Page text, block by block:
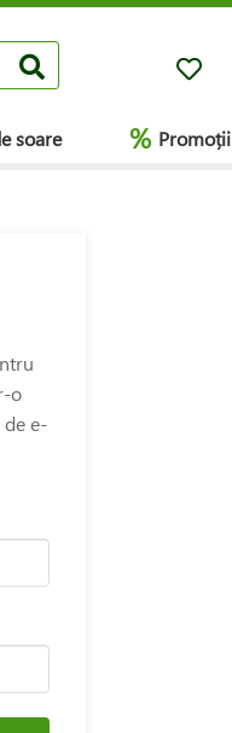
soare % Promoții
o
e-